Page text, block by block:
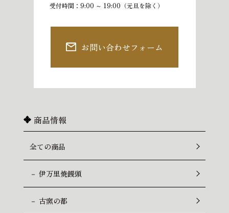
商品情報
全ての商品
－ 伊万里焼饅頭
－ 古窯の都
受付時間：9:00 ～ 19:00（元旦を除く）
お問い合わせフォーム